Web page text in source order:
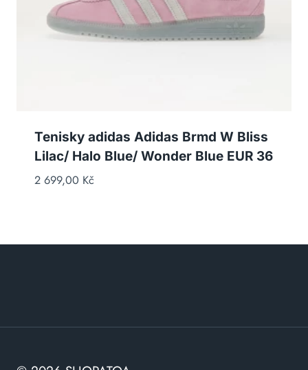
Tenisky adidas Adidas Brmd W Bliss
Lilac/ Halo Blue/ Wonder Blue EUR 36
2 699,00 Kč